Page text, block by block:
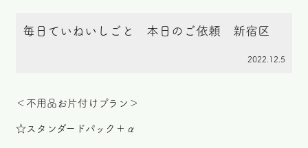
毎日ていねいしごと 本日のご依頼 新宿区
2022.12.5
＜不用品お片付けプラン＞
☆スタンダードパック＋α